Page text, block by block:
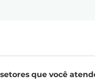
que você